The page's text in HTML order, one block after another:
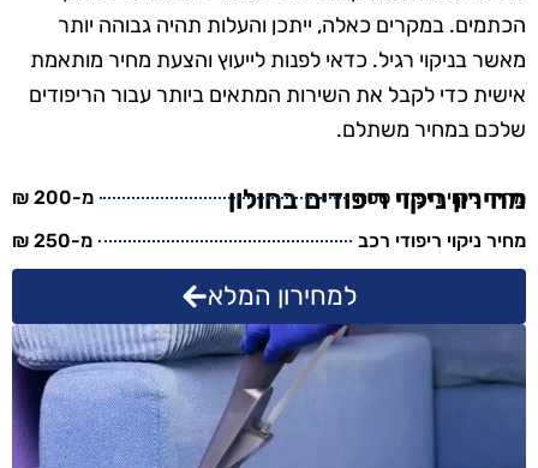
הכתמים. במקרים כאלה, ייתכן והעלות תהיה גבוהה יותר
מאשר בניקוי רגיל. כדאי לפנות לייעוץ והצעת מחיר מותאמת
אישית כדי לקבל את השירות המתאים ביותר עבור הריפודים
שלכם במחיר משתלם.
מחירון ניקוי ריפודים בחולון
מחיר ניקוי ריפודי ספה
מ-200 ₪
מחיר ניקוי ריפודי רכב
מ-250 ₪
למחירון המלא